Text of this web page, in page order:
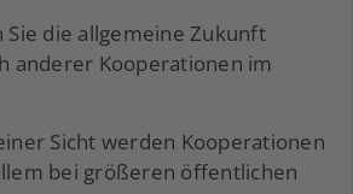
Sie die allgemeine Zukunft
anderer Kooperationen im
Sicht werden Kooperationen
bei größeren öffentlichen